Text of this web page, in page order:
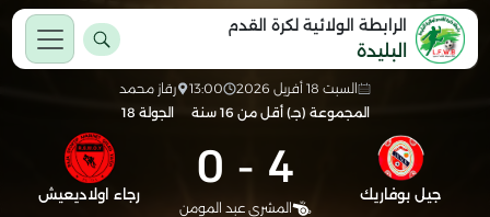
الرابطة الولائية لكرة القدم
البليدة
السبت 18 أفريل 2026 13:00
رقاز محمد
المجموعة (جـ) أقل من 16 سنة
الجولة 18
جيل بوفاريك 4
-
0
المشري عبد المومن
رجاء اولاديعيش